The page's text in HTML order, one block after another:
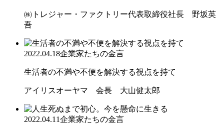
㈱トレジャー・ファクトリー代表取締役社長 野坂英
吾
2022.04.18企業家たちの金言
生活者の不満や不便を解決する視点を持て
アイリスオーヤマ 会長 大山健太郎
2022.04.11企業家たちの金言